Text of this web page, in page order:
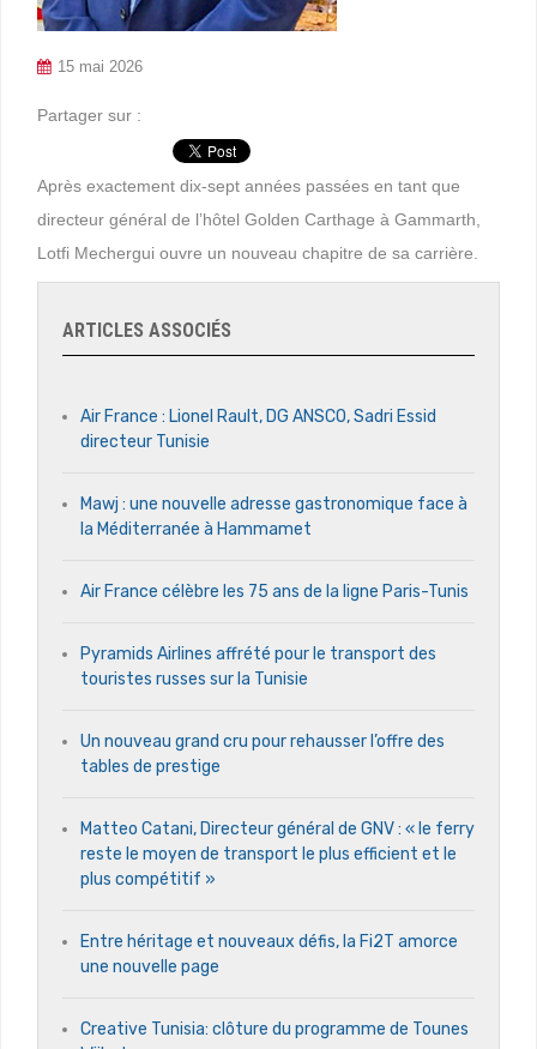
15 mai 2026
Partager sur :
Après exactement dix-sept années passées en tant que
directeur général de l’hôtel Golden Carthage à Gammarth,
Lotfi Mechergui ouvre un nouveau chapitre de sa carrière.
ARTICLES ASSOCIÉS
Air France : Lionel Rault, DG ANSCO, Sadri Essid
directeur Tunisie
Mawj : une nouvelle adresse gastronomique face à
la Méditerranée à Hammamet
Air France célèbre les 75 ans de la ligne Paris-Tunis
Pyramids Airlines affrété pour le transport des
touristes russes sur la Tunisie
Un nouveau grand cru pour rehausser l’offre des
tables de prestige
Matteo Catani, Directeur général de GNV : « le ferry
reste le moyen de transport le plus efficient et le
plus compétitif »
Entre héritage et nouveaux défis, la Fi2T amorce
une nouvelle page
Creative Tunisia: clôture du programme de Tounes